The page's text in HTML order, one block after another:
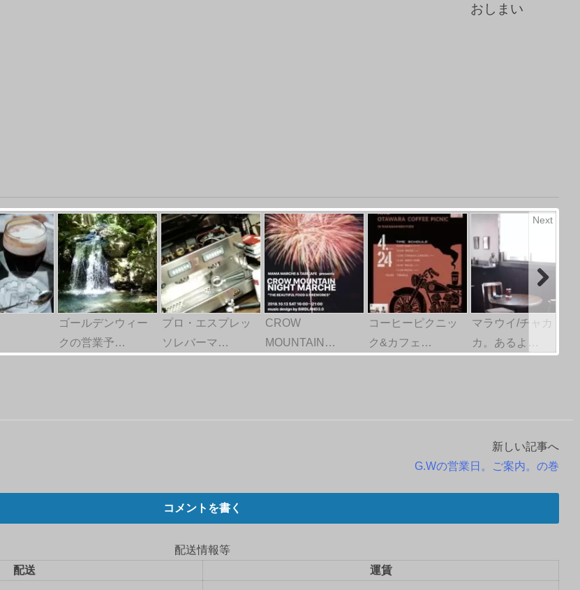
おしまい
ゴールデンウィー
クの営業予…
プロ・エスプレッ
ソレバーマ…
CROW
MOUNTAIN…
コーヒーピクニッ
ク&カフェ…
マラウイ/チャカ
カ。あるよ…
Next
新しい記事へ
G.Wの営業日。ご案内。の巻
コメントを書く
配送情報等
配送
運賃